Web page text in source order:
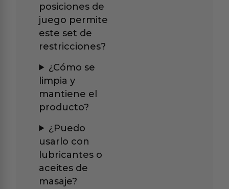
posiciones de
juego permite
este set de
restricciones?
¿Cómo se
limpia y
mantiene el
producto?
¿Puedo
usarlo con
lubricantes o
aceites de
masaje?